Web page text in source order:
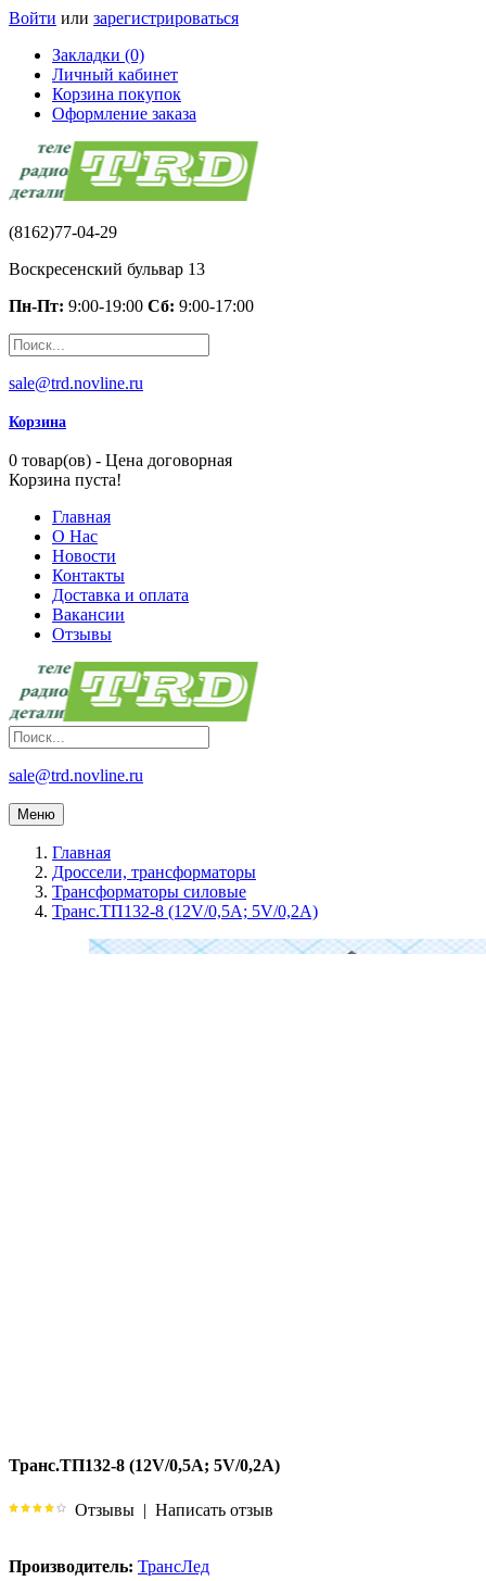
Войти или зарегистрироваться
Закладки (0)
Личный кабинет
Корзина покупок
Оформление заказа
(8162)77-04-29
Воскресенский бульвар 13
Пн-Пт: 9:00-19:00 Сб: 9:00-17:00
sale@trd.novline.ru
Корзина
0 товар(ов) - Цена договорная
Корзина пуста!
Главная
О Нас
Новости
Контакты
Доставка и оплата
Вакансии
Отзывы
sale@trd.novline.ru
Меню
Главная
Дроссели, трансформаторы
Трансформаторы силовые
Транс.ТП132-8 (12V/0,5A; 5V/0,2A)
Транс.ТП132-8 (12V/0,5A; 5V/0,2A)
Отзывы | Написать отзыв
Производитель: ТрансЛед